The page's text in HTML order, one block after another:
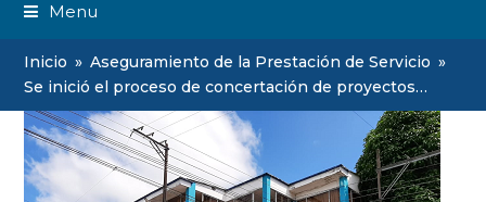
Menu
Inicio » Aseguramiento de la Prestación de Servicio »
Se inició el proceso de concertación de proyectos…